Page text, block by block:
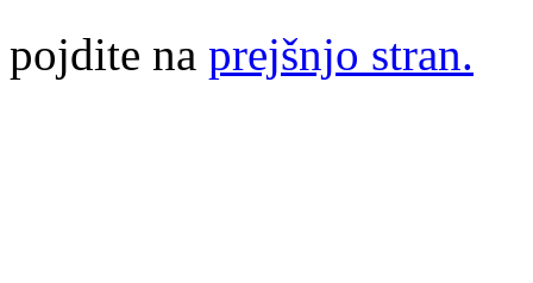
pojdite na prejšnjo stran.